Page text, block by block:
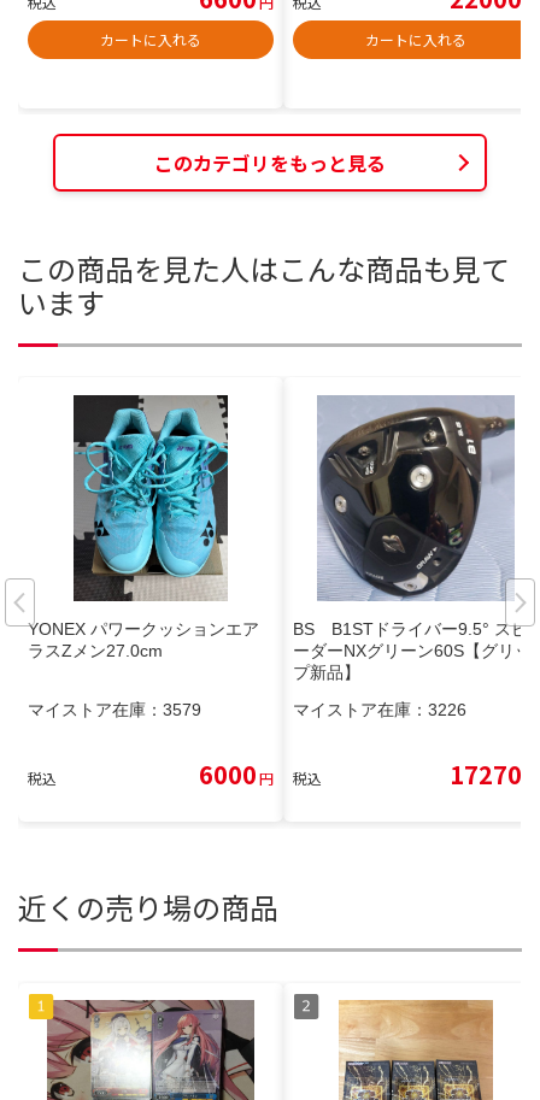
カートに入れる
カートに入れる
このカテゴリをもっと見る
この商品を見た人はこんな商品も見て
います
YONEX パワークッションエア
ラスZメン27.0cm
マイストア在庫： 3579
税込 6000円
BS B1STドライバー9.5° スピ
ーダーNXグリーン60S【グリッ
プ新品】
マイストア在庫： 3226
税込 17270
近くの売り場の商品